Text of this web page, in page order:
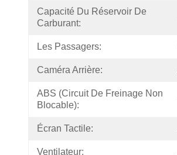
Capacité Du Réservoir De
Carburant:
Les Passagers:
Caméra Arrière:
ABS (circuit De Freinage Non
Blocable):
Écran Tactile:
Ventilateur: